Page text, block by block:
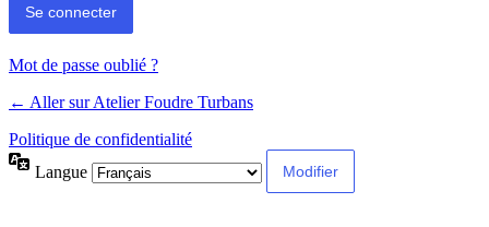
Mot de passe oublié ?
← Aller sur Atelier Foudre Turbans
Politique de confidentialité
Langue